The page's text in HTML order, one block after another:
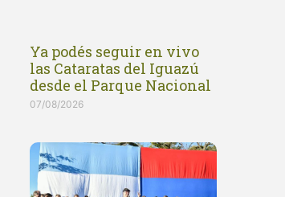
Ya podés seguir en vivo
las Cataratas del Iguazú
desde el Parque Nacional
07/08/2026